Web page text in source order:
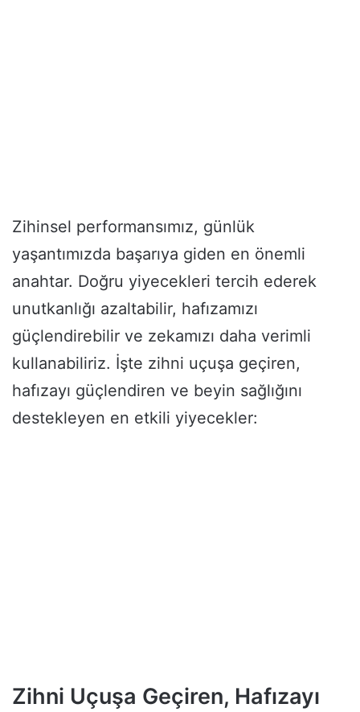
Zihinsel performansımız, günlük
yaşantımızda başarıya giden en önemli
anahtar. Doğru yiyecekleri tercih ederek
unutkanlığı azaltabilir, hafızamızı
güçlendirebilir ve zekamızı daha verimli
kullanabiliriz. İşte zihni uçuşa geçiren,
hafızayı güçlendiren ve beyin sağlığını
destekleyen en etkili yiyecekler:
Zihni Uçuşa Geçiren, Hafızayı